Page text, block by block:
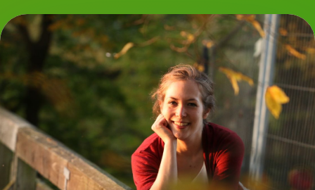
Soon you will learn more about me here...